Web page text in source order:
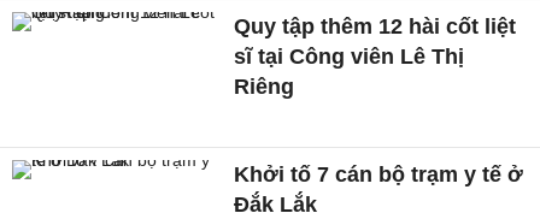
Quy tập thêm 12 hài cốt liệt
sĩ tại Công viên Lê Thị
Riêng
Khởi tố 7 cán bộ trạm y tế ở
Đắk Lắk